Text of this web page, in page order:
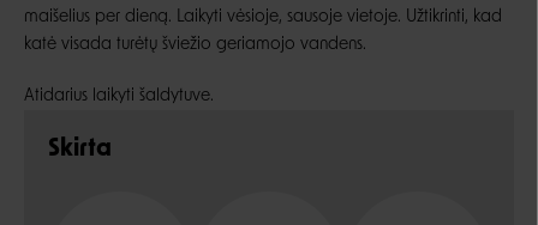
maišelius per dieną. Laikyti vėsioje, sausoje vietoje. Užtikrinti, kad
katė visada turėtų šviežio geriamojo vandens.
Atidarius laikyti šaldytuve.
Skirta